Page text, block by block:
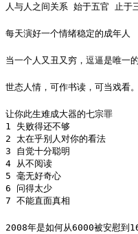
人与人之间关系 始于五官 止于
每天演好一个情绪稳定的成年人
当一个人又丑又穷，逗逼是唯一
世态人情，可作书读，可当戏看。
让你此生难成大器的七宗罪
1 失败得还不够
2 太在乎别人对你的看法
3 自觉十分聪明
4 从不阅读
5 毫无好奇心
6 问得太少
7 不能直面真相
2008年是如何从6000被安慰到